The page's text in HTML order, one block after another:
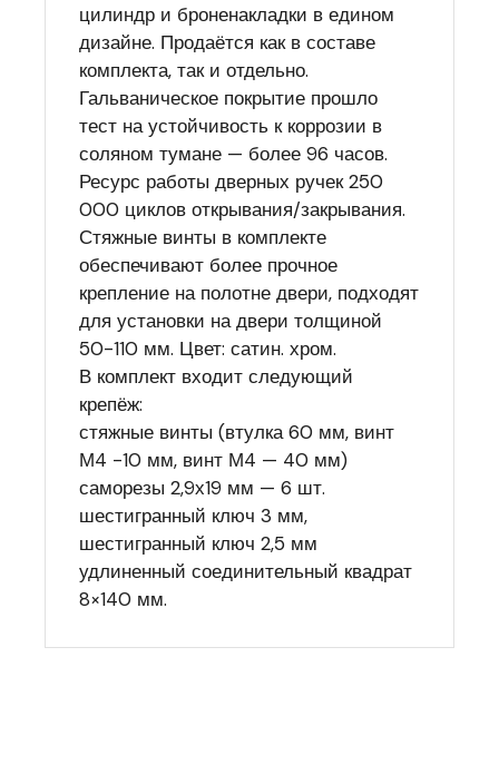
цилиндр и броненакладки в едином
дизайне. Продаётся как в составе
комплекта, так и отдельно.
Гальваническое покрытие прошло
тест на устойчивость к коррозии в
соляном тумане — более 96 часов.
Ресурс работы дверных ручек 250
000 циклов открывания/закрывания.
Стяжные винты в комплекте
обеспечивают более прочное
крепление на полотне двери, подходят
для установки на двери толщиной
50-110 мм. Цвет: сатин. хром.
В комплект входит следующий
крепёж:
стяжные винты (втулка 60 мм, винт
М4 -10 мм, винт М4 — 40 мм)
саморезы 2,9х19 мм — 6 шт.
шестигранный ключ 3 мм,
шестигранный ключ 2,5 мм
удлиненный соединительный квадрат
8×140 мм.